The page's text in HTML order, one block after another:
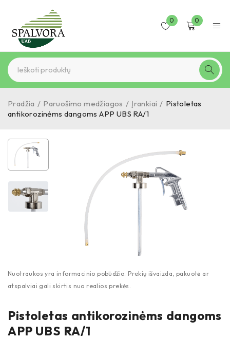
0 0
Pradžia / Paruošimo medžiagos / Įrankiai / Pistoletas
antikorozinėms dangoms APP UBS RA/1
Pistoletas antikorozinėms dangoms
APP UBS RA/1